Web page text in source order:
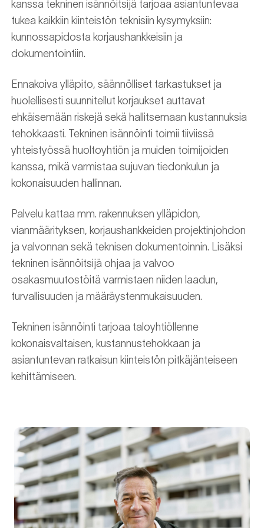
kanssa tekninen isännöitsijä tarjoaa asiantuntevaa
tukea kaikkiin kiinteistön teknisiin kysymyksiin:
kunnossapidosta korjaushankkeisiin ja
dokumentointiin.
Ennakoiva ylläpito, säännölliset tarkastukset ja
huolellisesti suunnitellut korjaukset auttavat
ehkäisemään riskejä sekä hallitsemaan kustannuksia
tehokkaasti. Tekninen isännöinti toimii tiiviissä
yhteistyössä huoltoyhtiön ja muiden toimijoiden
kanssa, mikä varmistaa sujuvan tiedonkulun ja
kokonaisuuden hallinnan.
Palvelu kattaa mm. rakennuksen ylläpidon,
vianmäärityksen, korjaushankkeiden projektinjohdon
ja valvonnan sekä teknisen dokumentoinnin. Lisäksi
tekninen isännöitsijä ohjaa ja valvoo
osakasmuutostöitä varmistaen niiden laadun,
turvallisuuden ja määräystenmukaisuuden.
Tekninen isännöinti tarjoaa taloyhtiöllenne
kokonaisvaltaisen, kustannustehokkaan ja
asiantuntevan ratkaisun kiinteistön pitkäjänteiseen
kehittämiseen.